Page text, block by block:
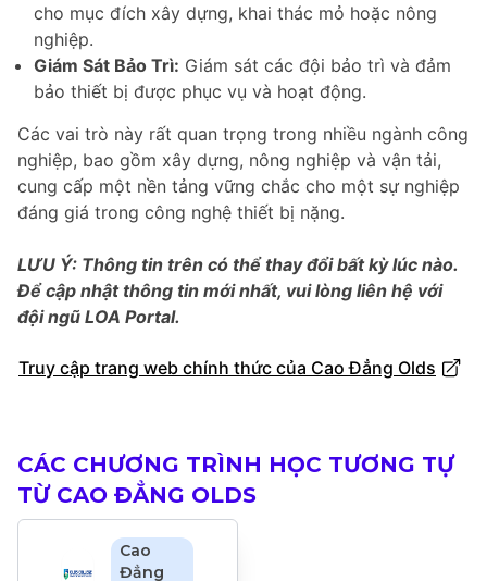
cho mục đích xây dựng, khai thác mỏ hoặc nông
nghiệp.
Giám Sát Bảo Trì: Giám sát các đội bảo trì và đảm
bảo thiết bị được phục vụ và hoạt động.
Các vai trò này rất quan trọng trong nhiều ngành công
nghiệp, bao gồm xây dựng, nông nghiệp và vận tải,
cung cấp một nền tảng vững chắc cho một sự nghiệp
đáng giá trong công nghệ thiết bị nặng.
LƯU Ý: Thông tin trên có thể thay đổi bất kỳ lúc nào.
Để cập nhật thông tin mới nhất, vui lòng liên hệ với
đội ngũ LOA Portal.
Truy cập trang web chính thức của Cao Đẳng Olds
CÁC CHƯƠNG TRÌNH HỌC TƯƠNG TỰ
TỪ CAO ĐẲNG OLDS
Cao
Đẳng